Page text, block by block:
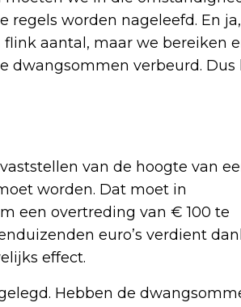
regels worden nageleefd. En
aantal, maar we bereiken
dwangsommen verbeurd. Dus
van de hoogte van
worden. Dat moet in
een overtreding van € 100 te
euro’s verdient
effect.
Hebben de